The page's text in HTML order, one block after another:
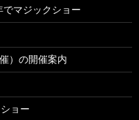
マジックショー
）の開催案内
ョー